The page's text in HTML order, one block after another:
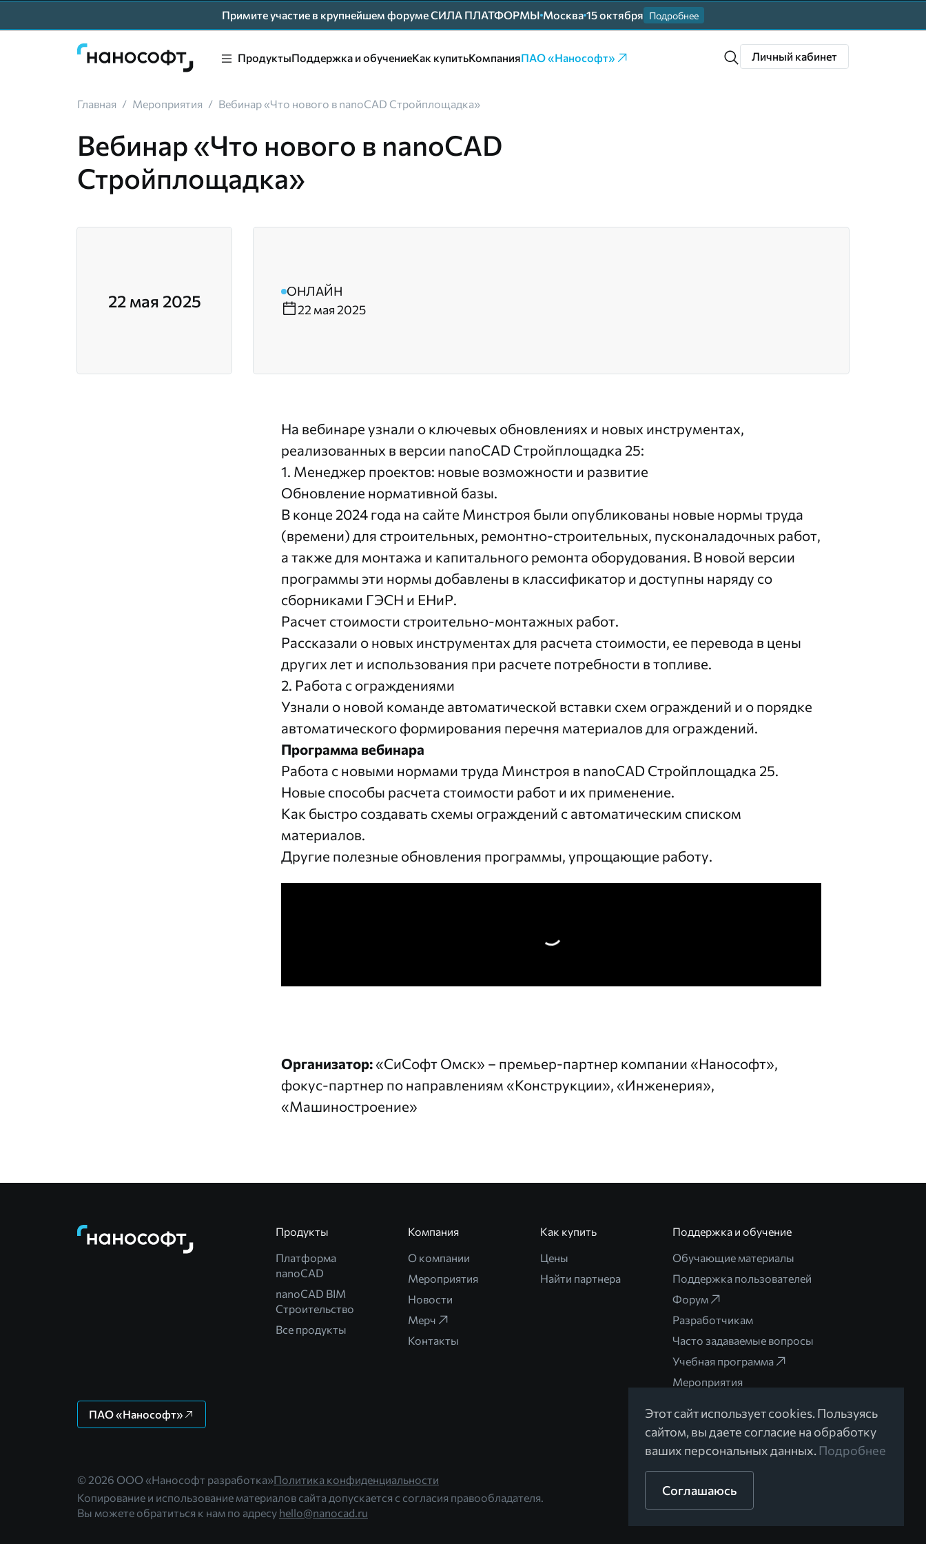
Примите участие в крупнейшем форуме СИЛА ПЛАТФОРМЫ Москва 15 октября Подробнее
ПродуктыПоддержка и обучениеКак купитьКомпанияПАО «Нанософт» Личный кабинет
Главная / Мероприятия / Вебинар «Что нового в nanoCAD Стройплощадка»
Вебинар «Что нового в nanoCAD
Стройплощадка»
22 мая 2025
ОНЛАЙН
22 мая 2025
На вебинаре узнали о ключевых обновлениях и новых инструментах,
реализованных в версии nanoCAD Стройплощадка 25:
1. Менеджер проектов: новые возможности и развитие
Обновление нормативной базы.
В конце 2024 года на сайте Минстроя были опубликованы новые нормы труда
(времени) для строительных, ремонтно-строительных, пусконаладочных работ,
а также для монтажа и капитального ремонта оборудования. В новой версии
программы эти нормы добавлены в классификатор и доступны наряду со
сборниками ГЭСН и ЕНиР.
Расчет стоимости строительно-монтажных работ.
Рассказали о новых инструментах для расчета стоимости, ее перевода в цены
других лет и использования при расчете потребности в топливе.
2. Работа с ограждениями
Узнали о новой команде автоматической вставки схем ограждений и о порядке
автоматического формирования перечня материалов для ограждений.
Программа вебинара
Работа с новыми нормами труда Минстроя в nanoCAD Стройплощадка 25.
Новые способы расчета стоимости работ и их применение.
Как быстро создавать схемы ограждений с автоматическим списком
материалов.
Другие полезные обновления программы, упрощающие работу.
Организатор:«СиСофт Омск» – премьер-партнер компании «Нанософт»,
фокус-партнер по направлениям «Конструкции», «Инженерия»,
«Машиностроение»
ПАО «Нанософт»
Продукты
Платформа
nanoCAD
nanoCAD BIM
Строительство
Все продукты
Компания
О компании
Мероприятия
Новости
Мерч
Контакты
Как купить
Цены
Найти партнера
Поддержка и обучение
Обучающие материалы
Поддержка пользователей
Форум
Разработчикам
Часто задаваемые вопросы
Учебная программа
Мероприятия
© 2026 ООО «Нанософт разработка»Политика конфиденциальности
Копирование и использование материалов сайта допускается с согласия правообладателя.
Вы можете обратиться к нам по адресу hello@nanocad.ru
Этот сайт использует cookies. Пользуясь
сайтом, вы даете согласие на обработку
ваших персональных данных.Подробнее
Соглашаюсь